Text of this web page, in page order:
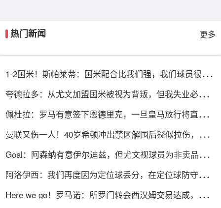
热门新闻 更多
1-2国米！斯帕莱蒂：国米配合比我们强，我们球员很棒
夸德拉多：从尤文加盟国米被视为背叛，但我失业必须寻
佩杜拉：罗马有意签下恩德里克，一旦皇马放行将直接加
曼联又伤一人！40岁希顿冲出禁区解围后疑似拉伤，被换
Goal：阿森纳有意伊尔迪兹，但尤文视球员为非卖品，除
阿洛伊西：我们再度因为定位球丢分，在定位球防守上犯
Here we go！罗马诺：所罗门转会西汉姆交易达成，总价